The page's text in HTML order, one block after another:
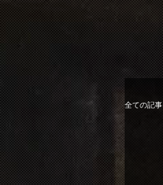
全ての記事